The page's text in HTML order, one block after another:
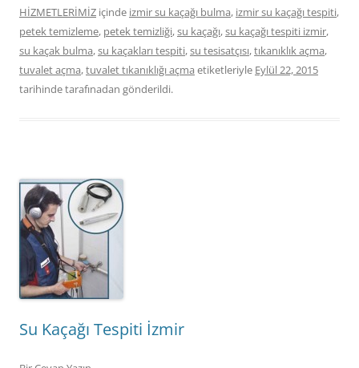
HİZMETLERİMİZ içinde izmir su kaçağı bulma, izmir su kaçağı tespiti,
petek temizleme, petek temizliği,su kaçağı,su kaçağı tespiti izmir,
su kaçak bulma,su kaçakları tespiti,su tesisatçısı,tıkanıklık açma,
tuvalet açma,tuvalet tıkanıklığı açma etiketleriyle Eylül 22, 2015
tarihindetarafınadan gönderildi.
Su Kaçağı Tespiti İzmir